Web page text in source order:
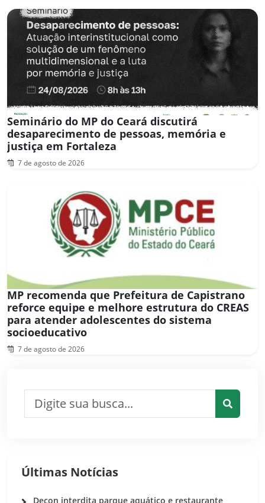
Seminário do MP do Ceará discutirá
desaparecimento de pessoas, memória e
justiça em Fortaleza
7 de agosto de 2026
MP recomenda que Prefeitura de Capistrano
reforce equipe e melhore estrutura do CREAS
para atender adolescentes do sistema
socioeducativo
7 de agosto de 2026
Últimas Notícias
Decon interdita parque aquático e restaurante